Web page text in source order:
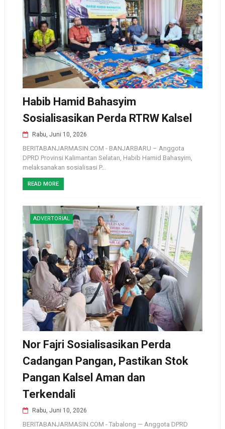
Habib Hamid Bahasyim
Sosialisasikan Perda RTRW Kalsel
Rabu, Juni 10, 2026
BERITABANJARMASIN.COM - BANJARBARU – Anggota
DPRD Provinsi Kalimantan Selatan, Habib Hamid Bahasyim,
melaksanakan sosialisasi P...
READ MORE
ADVERTORIAL
Nor Fajri Sosialisasikan Perda
Cadangan Pangan, Pastikan Stok
Pangan Kalsel Aman dan
Terkendali
Rabu, Juni 10, 2026
BERITABANJARMASIN.COM - Tabalong — Anggota DPRD